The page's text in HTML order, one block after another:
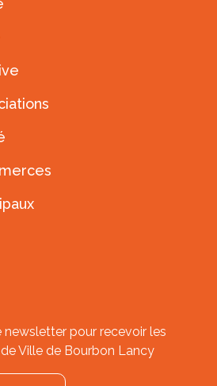
pour recevoir les
Ville de Bourbon Lancy